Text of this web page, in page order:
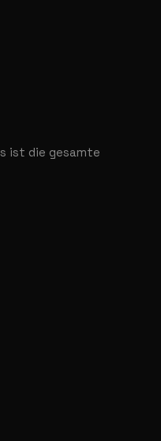
ist die gesamte